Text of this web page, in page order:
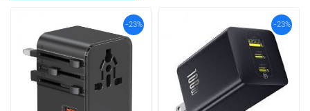
-23% -23%